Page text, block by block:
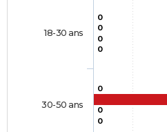
0
0
0
0
0
0
0
18-30 ans
30-50 ans